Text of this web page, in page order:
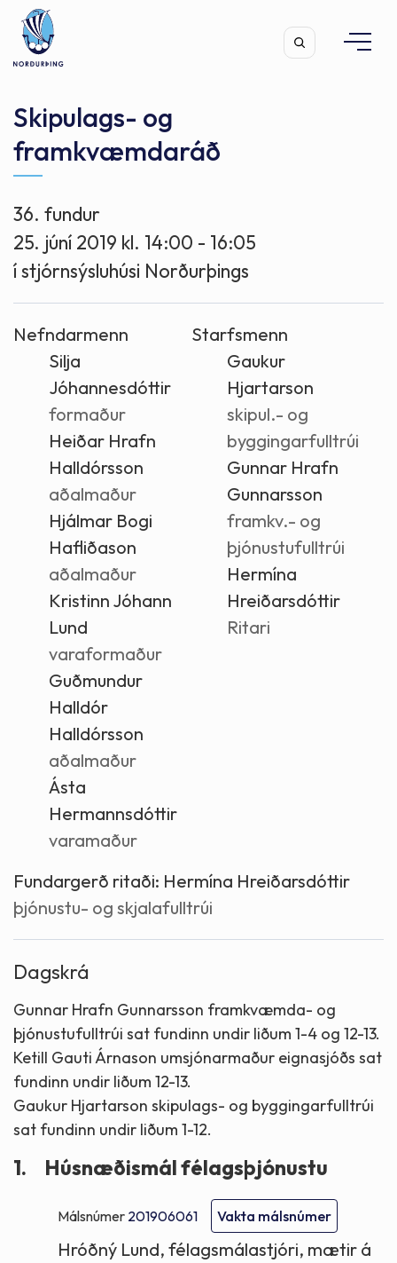
Leita
Skipulags- og
framkvæmdaráð
36. fundur
25. júní 2019 kl. 14:00 - 16:05
í stjórnsýsluhúsi Norðurþings
Nefndarmenn
Silja
Jóhannesdóttir
formaður
Heiðar Hrafn
Halldórsson
aðalmaður
Hjálmar Bogi
Hafliðason
aðalmaður
Kristinn Jóhann
Lund
varaformaður
Guðmundur
Halldór
Halldórsson
aðalmaður
Ásta
Hermannsdóttir
varamaður
Starfsmenn
Gaukur
Hjartarson
skipul.- og
byggingarfulltrúi
Gunnar Hrafn
Gunnarsson
framkv.- og
þjónustufulltrúi
Hermína
Hreiðarsdóttir
Ritari
Fundargerð ritaði: Hermína Hreiðarsdóttir
þjónustu- og skjalafulltrúi
Dagskrá
Gunnar Hrafn Gunnarsson framkvæmda- og
þjónustufulltrúi sat fundinn undir liðum 1-4 og 12-13.
Ketill Gauti Árnason umsjónarmaður eignasjóðs sat
fundinn undir liðum 12-13.
Gaukur Hjartarson skipulags- og byggingarfulltrúi
sat fundinn undir liðum 1-12.
1. Húsnæðismál félagsþjónustu
Málsnúmer 201906061 Vakta málsnúmer
Hróðný Lund, félagsmálastjóri, mætir á